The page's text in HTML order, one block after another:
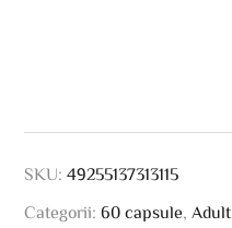
SKU:49255137313115
Categorii:60 capsule Adult